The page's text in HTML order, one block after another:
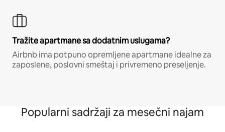
Tražite apartmane sa dodatnim uslugama?
Airbnb ima potpuno opremljene apartmane idealne za
zaposlene, poslovni smeštaj i privremeno preseljenje.
Popularni sadržaji za mesečni najam